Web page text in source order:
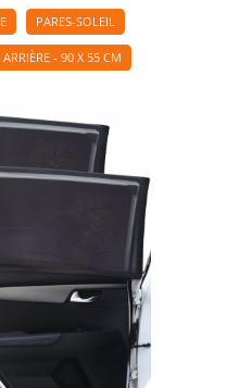
PARES-SOLEIL
- 90 X 55 CM